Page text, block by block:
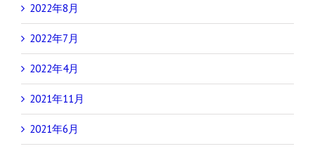
2022年8月
2022年7月
2022年4月
2021年11月
2021年6月